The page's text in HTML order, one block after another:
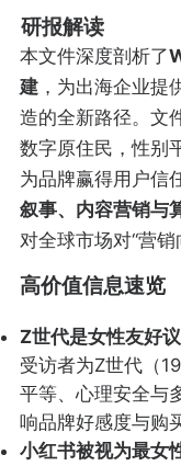
研报解读
本文件深度剖析了
建，为出海企业提
造的全新路径。文
数字原住民，性别
为品牌赢得用户信
叙事、内容营销与
对全球市场对“营销
高价值信息速览
Z世代是女性友好
受访者为Z世代（
平等、心理安全与
响品牌好感度与购
小红书被视为最女